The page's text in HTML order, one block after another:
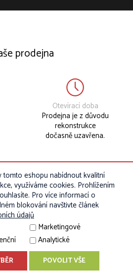
prodejna
Otevírací doba
Prodejna je z důvodu
rekonstrukce
dočasně uzavřena.
- vybavení do dětských pokojíků |
®Enterprise
tomto eshopu nabídnout kvalitní
využíváme cookies. Prohlížením
Pro více informací o
blokování navštivte článek
údajů
Marketingové
Analytické
POVOLIT VŠE